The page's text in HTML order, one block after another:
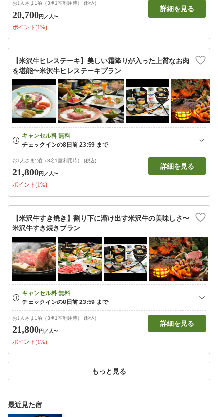
お1人さま1泊（3名1室利用時） (税込)
20,700円 ／人〜
ポイント(1%)
詳細を見る
【米沢牛ヒレステーキ】美しい霜降りが入った上質なお肉
を堪能〜米沢牛ヒレステーキプラン
お1人さま1泊（3名1室利用時） (税込)
21,800円 ／人〜
ポイント(1%)
詳細を見る
【米沢牛すき焼き】割り下に溶け出す米沢牛の美味しさ〜
米沢牛すき焼きプラン
お1人さま1泊（3名1室利用時） (税込)
21,800円 ／人〜
ポイント(1%)
詳細を見る
もっと見る
最近見た宿